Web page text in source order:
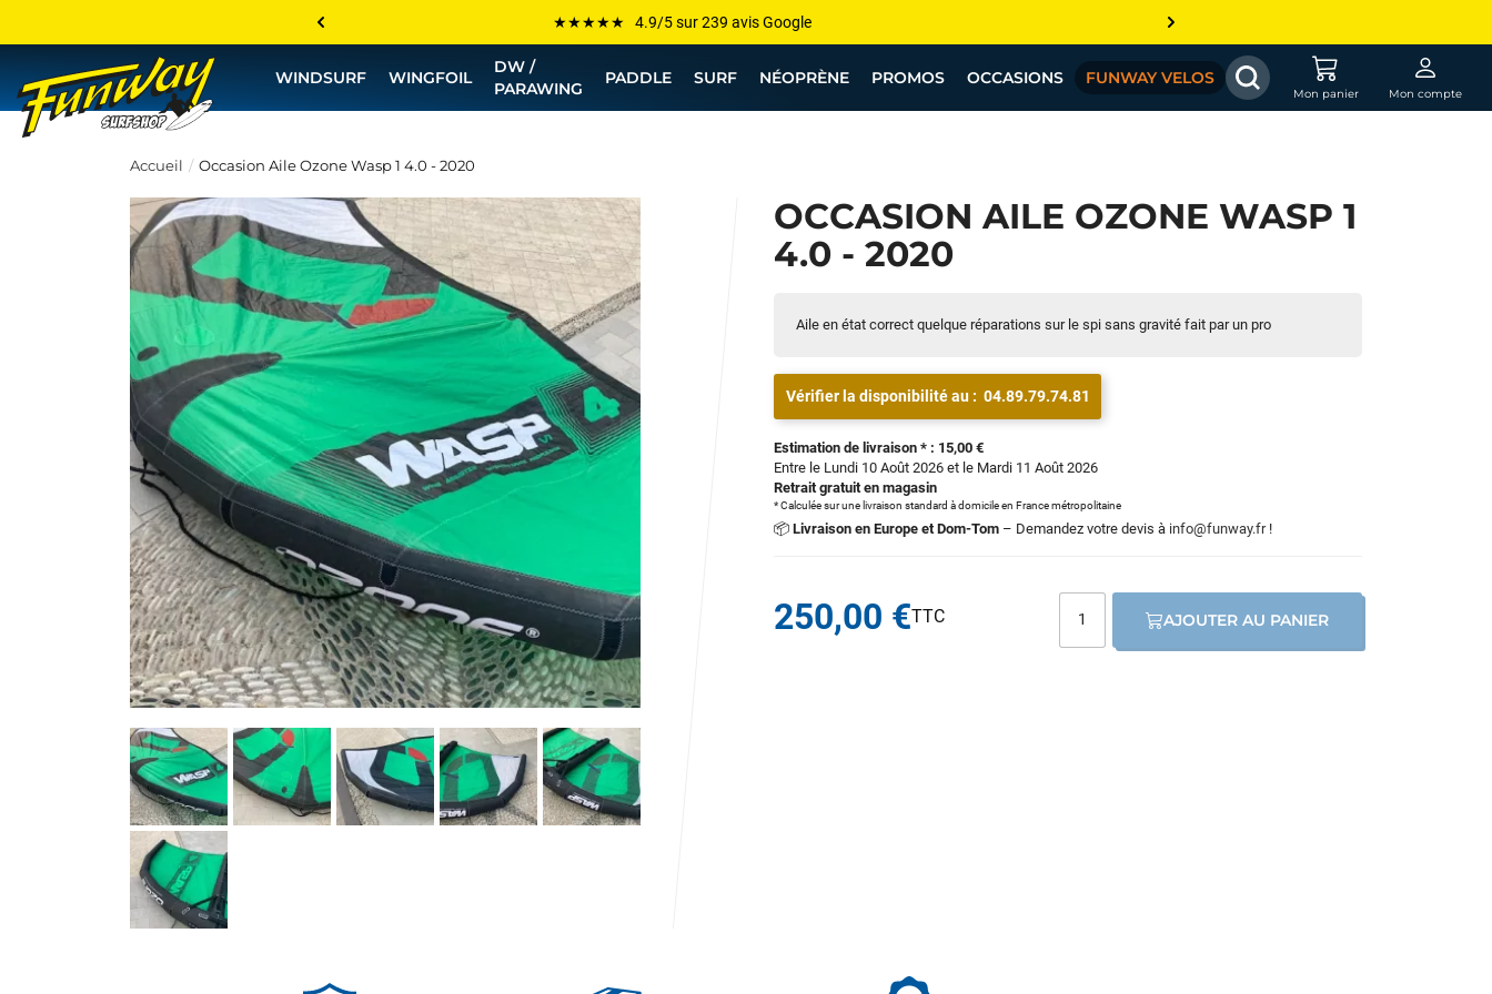
Les plus grandes marques sont chez Funway
Jusqu’à -75% de remise sur le windsurf, wingfoil, etc...
💰 Meilleur prix garanti — Moins cher ailleurs ? On s’aligne !
WINDSURF WINGFOIL
DW /
PARAWING
PADDLE SURF NÉOPRÈNE PROMOS OCCASIONS FUNWAY VELOS
Mon panier Mon compte
Accueil Occasion Aile Ozone Wasp 1 4.0 - 2020
OCCASION AILE OZONE WASP 1
4.0 - 2020
Aile en état correct quelque réparations sur le spi sans gravité fait par un pro
Vérifier la disponibilité au : 04.89.79.74.81
Estimation de livraison * : 15,00 €
Entre le Lundi 10 Août 2026 et le Mardi 11 Août 2026
Retrait gratuit en magasin
* Calculée sur une livraison standard à domicile en France métropolitaine
📦 Livraison en Europe et Dom-Tom – Demandez votre devis à info@funway.fr!
250,00 € AJOUTER AU PANIER